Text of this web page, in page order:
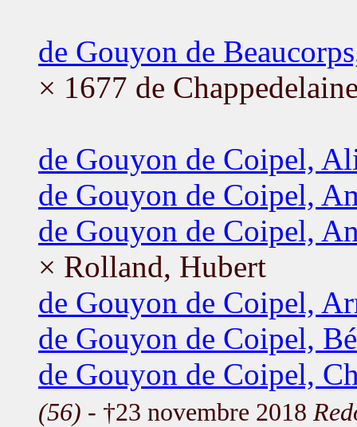
de Gouyon de
× 1677 de
de Gouyon de Coipel,
de Gouyon de Coipel,
de Gouyon de Coipel,
× Rolland, Hubert
de Gouyon de Coipel,
de Gouyon de Coipel,
de Gouyon de Coipel,
(56) - †23 novembre 2018